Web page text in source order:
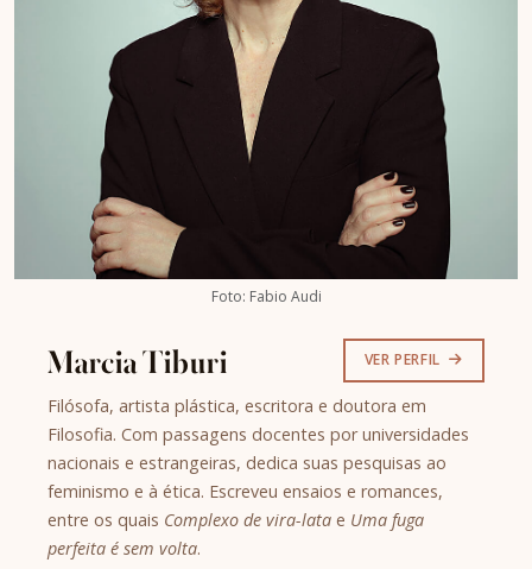
Foto: Fabio Audi
Marcia Tiburi VER PERFIL
Filósofa, artista plástica, escritora e doutora em
Filosofia. Com passagens docentes por universidades
nacionais e estrangeiras, dedica suas pesquisas ao
feminismo e à ética. Escreveu ensaios e romances,
entre os quais Complexo de vira-lata e Uma fuga
perfeita é sem volta.